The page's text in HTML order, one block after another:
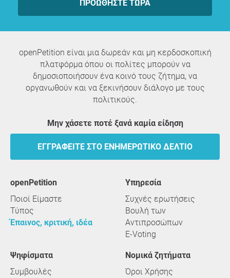
ΠΡΟΩΘΉΣΤΕ ΤΏΡΑ
openPetition είναι μια δωρεάν και μη κερδοσκοπική
πλατφόρμα όπου οι πολίτες μπορούν να
δημοσιοποιήσουν ένα κοινό τους ζήτημα, να
οργανωθούν και να ξεκινήσουν διάλογο με τους
πολιτικούς.
Μην χάσετε ποτέ ξανά καμία είδηση
ΕΓΓΡΑΦΕΊΤΕ ΣΤΟ ΕΝΗΜΕΡΩΤΙΚΌ ΔΕΛΤΊΟ
openPetition
Ποιοί Είμαστε
Τύπος
Έπαινος, κριτική, ιδέα
υπηρεσία
Συχνές ερωτήσεις
Βουλή των
Αντιπροσώπων
E-Voting
Ψηφίσματα
Συμβουλές
Νομικά ζητήματα
Όροι Χρήσης